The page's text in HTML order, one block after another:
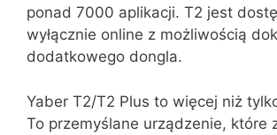
ponad 7000 aplikacji. T2 jest
wyłącznie online z możliwością
dodatkowego dongla.
Yaber T2/T2 Plus to więcej niż
To przemyślane urządzenie, które